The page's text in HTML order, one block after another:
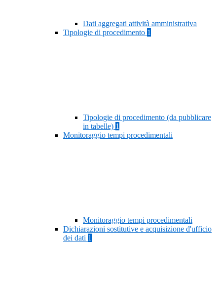
Dati aggregati attività amministrativa
Tipologie di procedimento 1
Tipologie di procedimento (da pubblicare
in tabelle) 1
Monitoraggio tempi procedimentali
Monitoraggio tempi procedimentali
Dichiarazioni sostitutive e acquisizione d'ufficio
dei dati 1